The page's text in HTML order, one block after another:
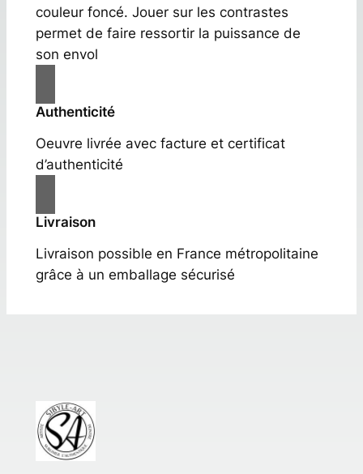
couleur foncé. Jouer sur les contrastes
permet de faire ressortir la puissance de
son envol
Authenticité
Oeuvre livrée avec facture et certificat
d’authenticité
Livraison
Livraison possible en France métropolitaine
grâce à un emballage sécurisé